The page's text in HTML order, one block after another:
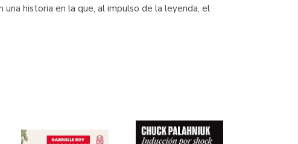
historia en la que, al impulso de la leyenda, el